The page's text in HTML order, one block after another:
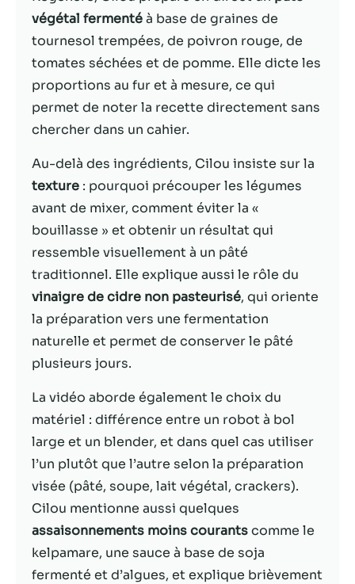
végétal fermentéà base de graines de
tournesol trempées, de poivron rouge, de
tomates séchées et de pomme. Elle dicte les
proportions au fur et à mesure, ce qui
permet de noter la recette directement sans
chercher dans un cahier.
Au-delà des ingrédients, Cilou insiste sur la
texture : pourquoi précouper les légumes
avant de mixer, comment éviter la «
bouillasse » et obtenir un résultat qui
ressemble visuellement à un pâté
traditionnel. Elle explique aussi le rôle du
vinaigre de cidre non pasteurisé, qui oriente
la préparation vers une fermentation
naturelle et permet de conserver le pâté
plusieurs jours.
La vidéo aborde également le choix du
matériel : différence entre un robot à bol
large et un blender, et dans quel cas utiliser
l’un plutôt que l’autre selon la préparation
visée (pâté, soupe, lait végétal, crackers).
Cilou mentionne aussi quelques
assaisonnements moins courantscomme le
kelpamare, une sauce à base de soja
fermenté et d’algues, et explique brièvement
Nécessaire
Ces cookies ne
sont pas
facultatifs. Ils
nécessaires au
Statistiques
puissions
améliorer la
fonctionnalité
et la structure
du site Web,
en fonction
de la façon
dont le site
Experience
Afin que notre
site Web
fonctionne
aussi bien que
possible lors
Si vous refusez
ces cookies,